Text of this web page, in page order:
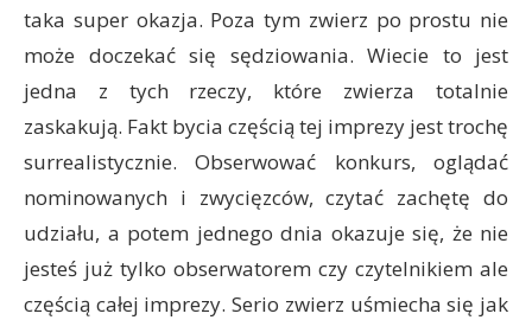
taka super okazja. Poza tym zwierz po prostu nie
może doczekać się sędziowania. Wiecie to jest
jedna z tych rzeczy, które zwierza totalnie
zaskakują. Fakt bycia częścią tej imprezy jest trochę
surrealistycznie. Obserwować konkurs, oglądać
nominowanych i zwycięzców, czytać zachętę do
udziału, a potem jednego dnia okazuje się, że nie
jesteś już tylko obserwatorem czy czytelnikiem ale
częścią całej imprezy. Serio zwierz uśmiecha się jak